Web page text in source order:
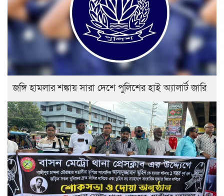
জঙ্গি হামলার শঙ্কায় সারা দেশে পুলিশের হাই অ্যালার্ট জারি